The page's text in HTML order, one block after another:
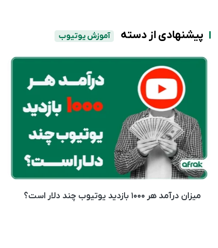
پیشنهادی از دسته آموزش یوتیوب
میزان درآمد هر ۱۰۰۰ بازدید یوتیوب چند دلار است؟